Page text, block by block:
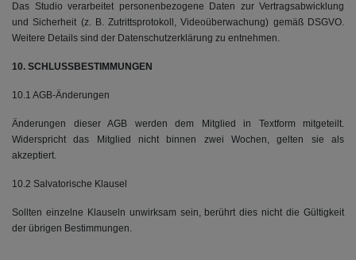
Das Studio verarbeitet personenbezogene Daten zur Vertragsabwicklung
und Sicherheit (z. B. Zutrittsprotokoll, Videoüberwachung) gemäß DSGVO.
Weitere Details sind der Datenschutzerklärung zu entnehmen.
10. SCHLUSSBESTIMMUNGEN
10.1 AGB-Änderungen
Änderungen dieser AGB werden dem Mitglied in Textform mitgeteilt.
Widerspricht das Mitglied nicht binnen zwei Wochen, gelten sie als
akzeptiert.
10.2 Salvatorische Klausel
Sollten einzelne Klauseln unwirksam sein, berührt dies nicht die Gültigkeit
der übrigen Bestimmungen.